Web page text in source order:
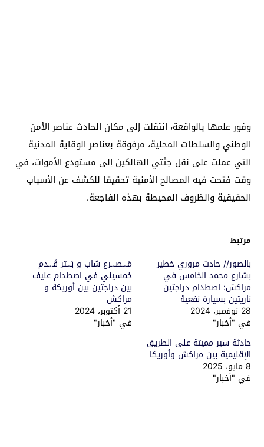
وفور علمها بالواقعة، انتقلت إلى مكان الحادث عناصر الأمن
الوطني والسلطات المحلية، مرفوقة بعناصر الوقاية المدنية
التي عملت على نقل جثتي الهالكين إلى مستودع الأموات، في
وقت فتحت فيه المصالح الأمنية تحقيقا للكشف عن الأسباب
الحقيقية والظروف المحيطة بهذه الفاجعة.
مرتبط
بالصور// حادث مروري خطير
بشارع محمد الخامس في
مراكش: اصطدام دراجتين
ناريتين بسيارة نفعية
28 نوفمبر، 2024
في "أخبار"
مَـ.ـصـ.ـرع شاب و بَـ.ـتر قَـ.ـدم
خمسيني في اصطدام عنيف
بين دراجتين بين أوريكة و
مراكش
21 أكتوبر، 2024
في "أخبار"
حادثة سير مميتة على الطريق
الإقليمية بين مراكش وأوريكا
8 مايو، 2025
في "أخبار"